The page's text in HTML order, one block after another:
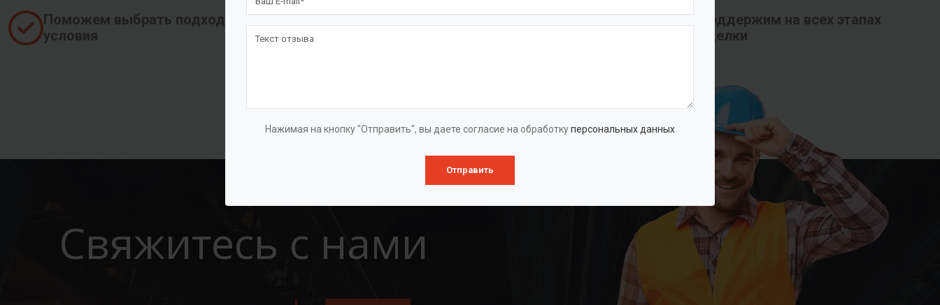
Нажимая на кнопку "Отправить", вы даете согласие на обработкуперсональных данных
Отправить
Поможем выбрать подходящие
условия
Оформим документы и договор
Поддержим на всех этапах
сделки
Свяжитесь с нами